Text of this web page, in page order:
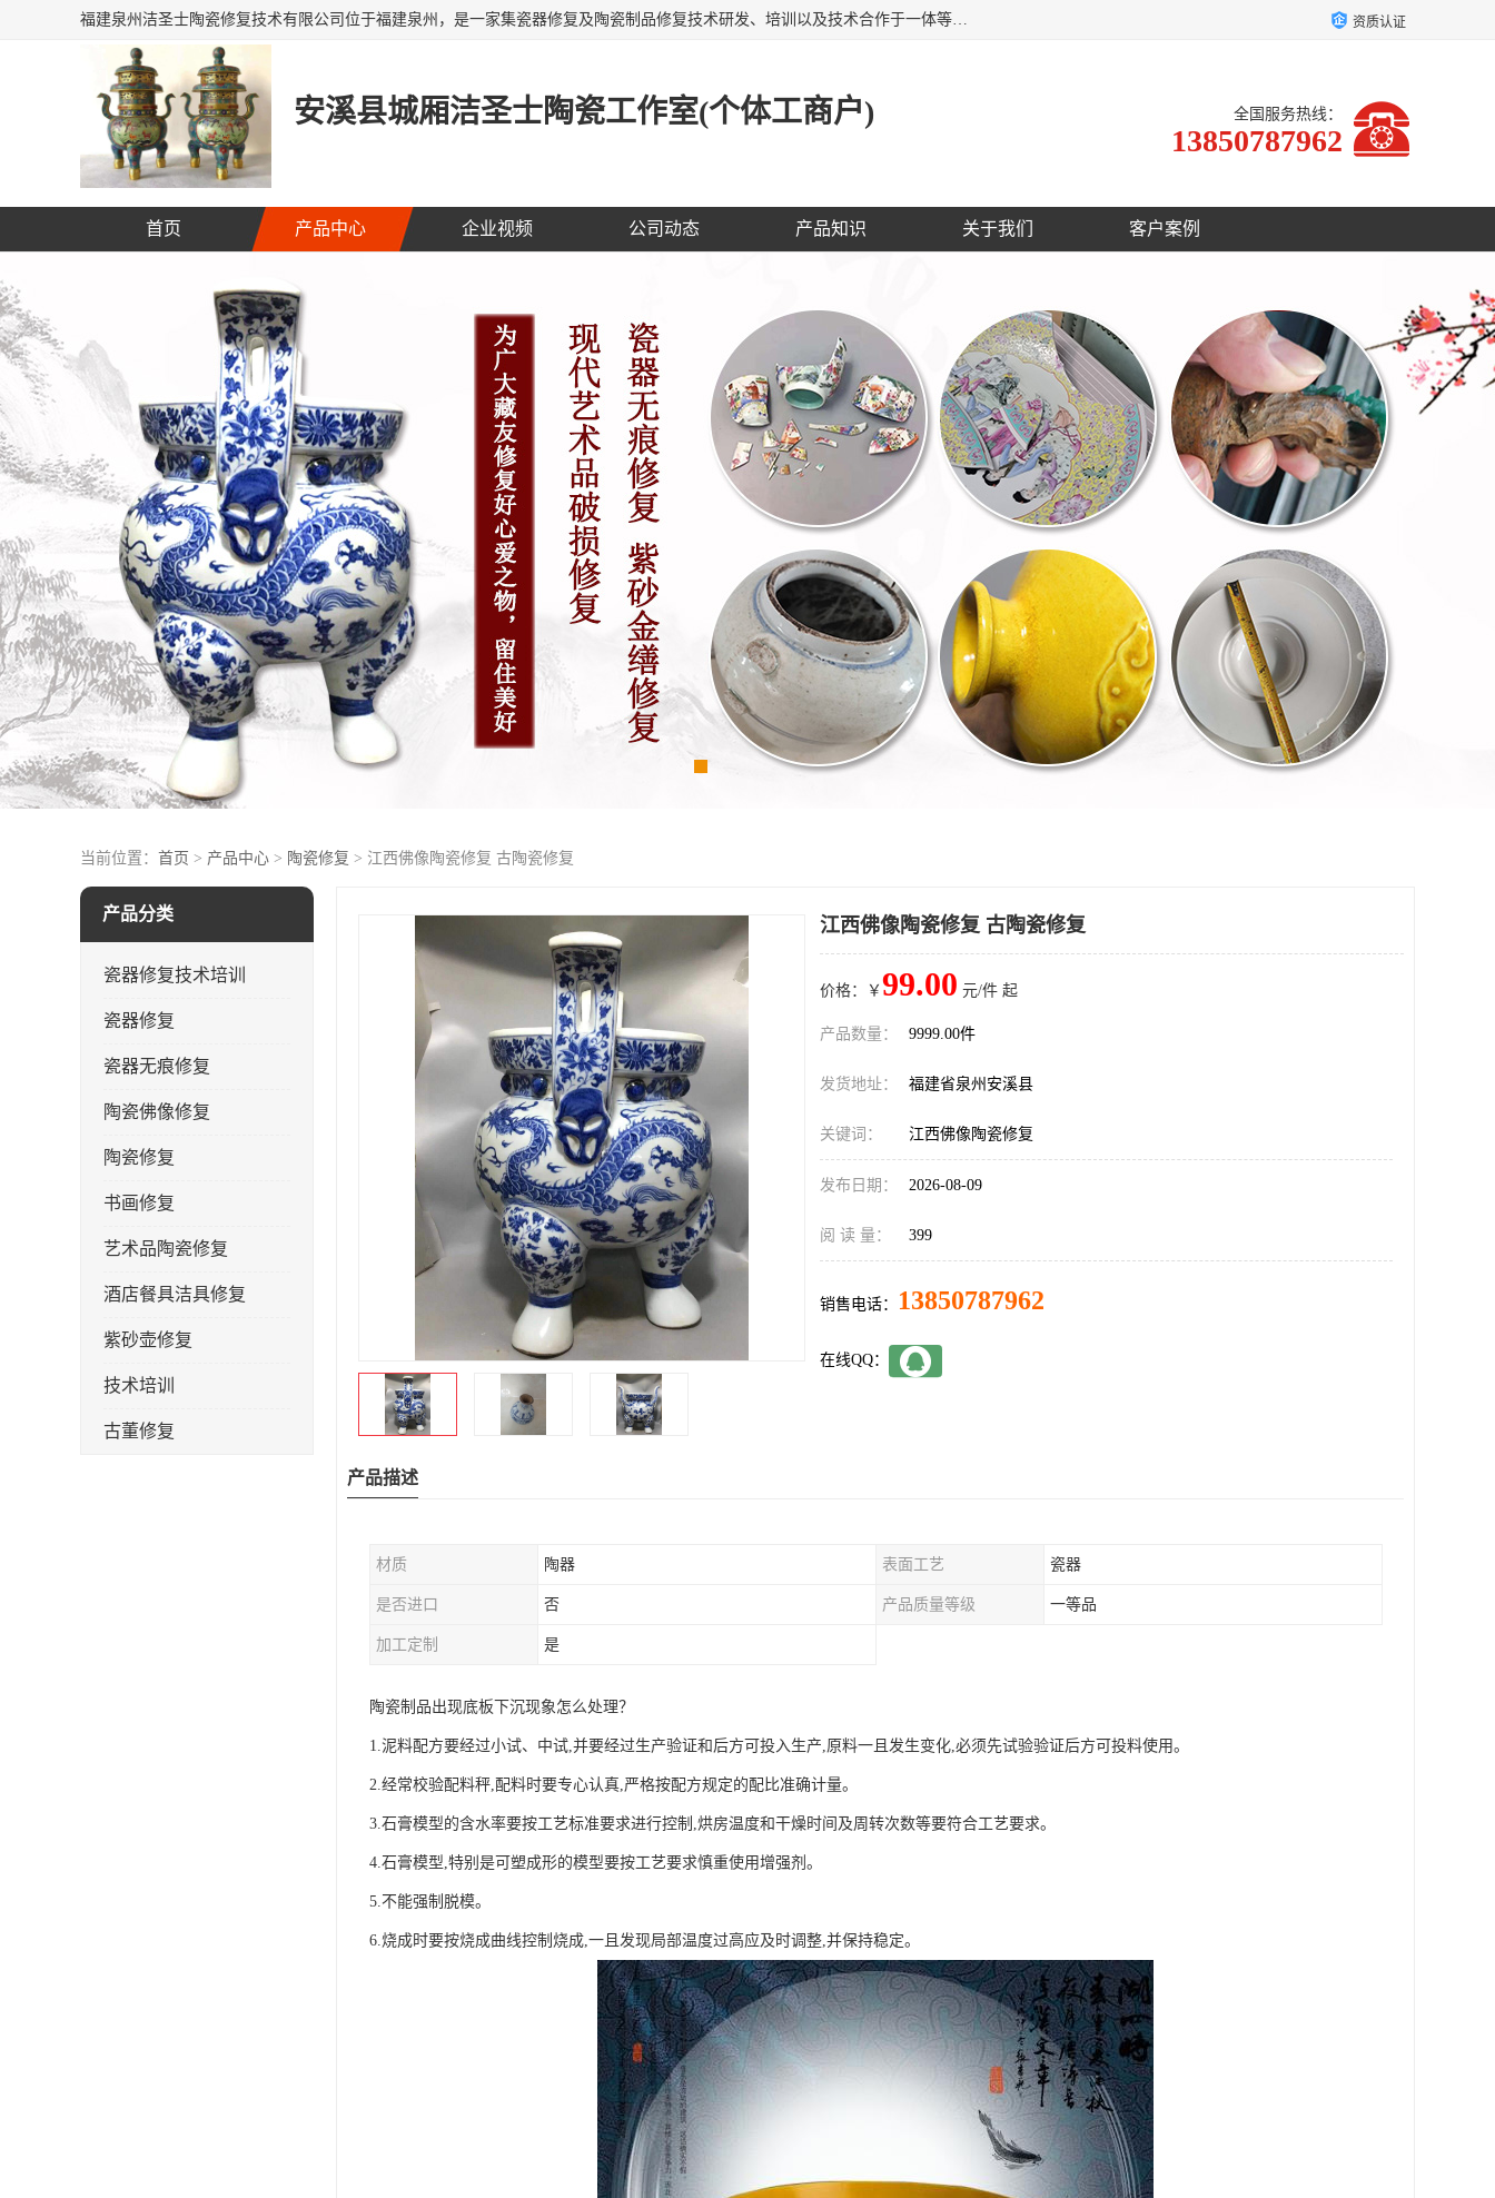
福建泉州洁圣士陶瓷修复技术有限公司位于福建泉州，是一家集瓷器修复及陶瓷制品修复技术研发、培训以及技术合作于一体等专业修复机构，公司主营：瓷器修复，陶瓷修复，瓷器无痕修复，陶瓷佛像修复，瓷器修复技术培训等。 洁圣士以全新的技术修复各种：古陶瓷、花瓶、餐具、工艺品、卫浴、颜色不一的金边、银边、花边，修复后基本无痕迹，修补成本低。丰富的经验为客户提供实用、优质服务！ 资质认证
安溪县城厢洁圣士陶瓷工作室(个体工商户) 全国服务热线：
13850787962
首页 产品中心 企业视频 公司动态 产品知识 关于我们 客户案例
当前位置： 首页 > 产品中心 > 陶瓷修复 > 江西佛像陶瓷修复 古陶瓷修复
产品分类
瓷器修复技术培训
瓷器修复
瓷器无痕修复
陶瓷佛像修复
陶瓷修复
书画修复
艺术品陶瓷修复
酒店餐具洁具修复
紫砂壶修复
技术培训
古董修复
江西佛像陶瓷修复 古陶瓷修复
价格：￥ 99.00 元/件 起
产品数量： 9999.00件
发货地址： 福建省泉州安溪县
关键词： 江西佛像陶瓷修复
发布日期： 2026-08-09
阅 读 量： 399
销售电话： 13850787962
在线QQ：
产品描述
材质 陶器 表面工艺 瓷器
是否进口 否 产品质量等级 一等品
加工定制 是
陶瓷制品出现底板下沉现象怎么处理？
1.泥料配方要经过小试、中试,并要经过生产验证和后方可投入生产,原料一且发生变化,必须先试验验证后方可投料使用。
2.经常校验配料秤,配料时要专心认真,严格按配方规定的配比准确计量。
3.石膏模型的含水率要按工艺标准要求进行控制,烘房温度和干燥时间及周转次数等要符合工艺要求。
4.石膏模型,特别是可塑成形的模型要按工艺要求慎重使用增强剂。
5.不能强制脱模。
6.烧成时要按烧成曲线控制烧成,一且发现局部温度过高应及时调整,并保持稳定。